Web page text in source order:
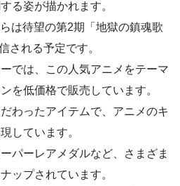
る姿が描かれます。
は待望の第2期「地獄の鎮魂歌
される予定です。
では、この人気アニメをテーマ
を低価格で販売しています。
わったアイテムで、アニメのキ
しています。
パーレアメダルなど、さまざま
ップされています。